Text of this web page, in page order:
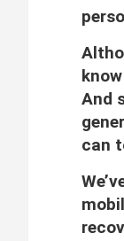
And
can